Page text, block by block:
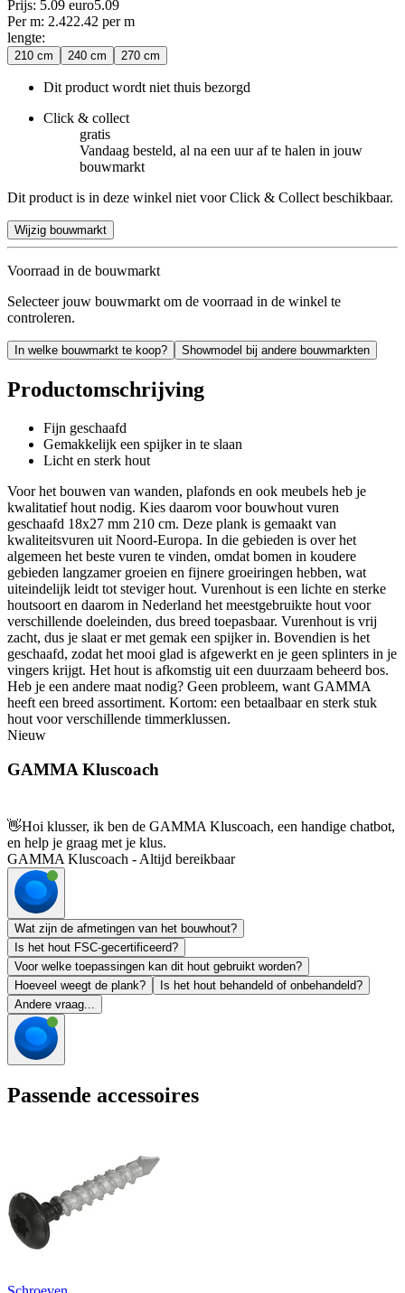
Prijs: 5.09 euro5.09
Per m: 2.422.42 per m
lengte:
210 cm 240 cm 270 cm
Dit product wordt niet thuis bezorgd
Click & collect
gratis
Vandaag besteld, al na een uur af te halen in jouw
bouwmarkt
Dit product is in deze winkel niet voor Click & Collect beschikbaar.
Wijzig bouwmarkt
Voorraad in de bouwmarkt
Selecteer jouw bouwmarkt om de voorraad in de winkel te
controleren.
In welke bouwmarkt te koop? Showmodel bij andere bouwmarkten
Productomschrijving
Fijn geschaafd
Gemakkelijk een spijker in te slaan
Licht en sterk hout
Voor het bouwen van wanden, plafonds en ook meubels heb je
kwalitatief hout nodig. Kies daarom voor bouwhout vuren
geschaafd 18x27 mm 210 cm. Deze plank is gemaakt van
kwaliteitsvuren uit Noord-Europa. In die gebieden is over het
algemeen het beste vuren te vinden, omdat bomen in koudere
gebieden langzamer groeien en fijnere groeiringen hebben, wat
uiteindelijk leidt tot steviger hout. Vurenhout is een lichte en sterke
houtsoort en daarom in Nederland het meestgebruikte hout voor
verschillende doeleinden, dus breed toepasbaar. Vurenhout is vrij
zacht, dus je slaat er met gemak een spijker in. Bovendien is het
geschaafd, zodat het mooi glad is afgewerkt en je geen splinters in je
vingers krijgt. Het hout is afkomstig uit een duurzaam beheerd bos.
Heb je een andere maat nodig? Geen probleem, want GAMMA
heeft een breed assortiment. Kortom: een betaalbaar en sterk stuk
hout voor verschillende timmerklussen.
Nieuw
GAMMA Kluscoach
👋Hoi klusser, ik ben de GAMMA Kluscoach, een handige chatbot,
en help je graag met je klus.
GAMMA Kluscoach - Altijd bereikbaar
Wat zijn de afmetingen van het bouwhout?
Is het hout FSC-gecertificeerd?
Voor welke toepassingen kan dit hout gebruikt worden?
Hoeveel weegt de plank?
Is het hout behandeld of onbehandeld?
Andere vraag...
Passende accessoires